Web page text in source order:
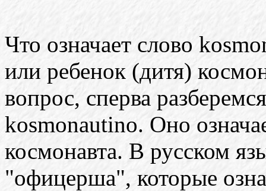
Что означает слово
или ребенок (дитя)
вопрос, сперва
kosmonautino. Оно
космонавта. В русском
"офицерша", которые